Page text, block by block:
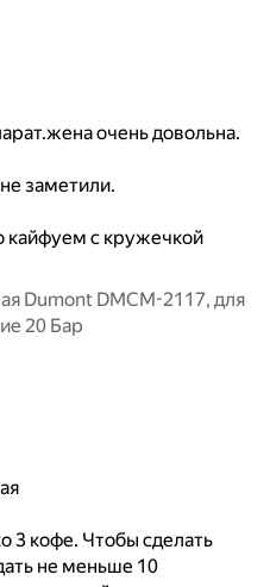
очень довольна.
заметили.
кайфуем с кружечкой
Dumont DMCM-2117, для
20 Бар
3 кофе. Чтобы сделать
не меньше 10